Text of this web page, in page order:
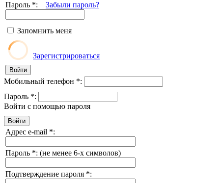
Пароль *: Забыли пароль?
Запомнить меня
Зарегистрироваться
Мобильный телефон *:
Пароль *:
Войти с помощью пароля
Адрес e-mail *:
Пароль *: (не менее 6-х символов)
Подтверждение пароля *: